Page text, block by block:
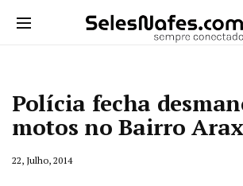
Polícia fecha
motos no Bairro
22, Julho, 2014